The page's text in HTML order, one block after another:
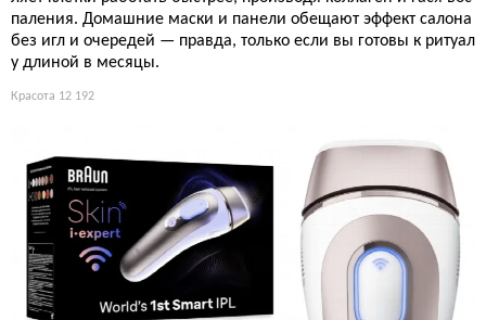
паления. Домашние маски и панели обещают эффект салона
без игл и очередей — правда, только если вы готовы к ритуал
у длиной в месяцы.
Красота 12 192